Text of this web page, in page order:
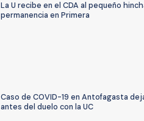
La U recibe en el CDA al pequeño
permanencia en Primera
Caso de COVID-19 en Antofagasta
antes del duelo con la UC